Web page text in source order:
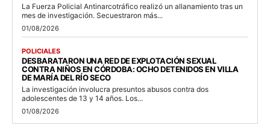
La Fuerza Policial Antinarcotráfico realizó un allanamiento tras un
mes de investigación. Secuestraron más...
01/08/2026
POLICIALES
DESBARATARON UNA RED DE EXPLOTACIÓN SEXUAL
CONTRA NIÑOS EN CÓRDOBA: OCHO DETENIDOS EN VILLA
DE MARÍA DEL RÍO SECO
La investigación involucra presuntos abusos contra dos
adolescentes de 13 y 14 años. Los...
01/08/2026